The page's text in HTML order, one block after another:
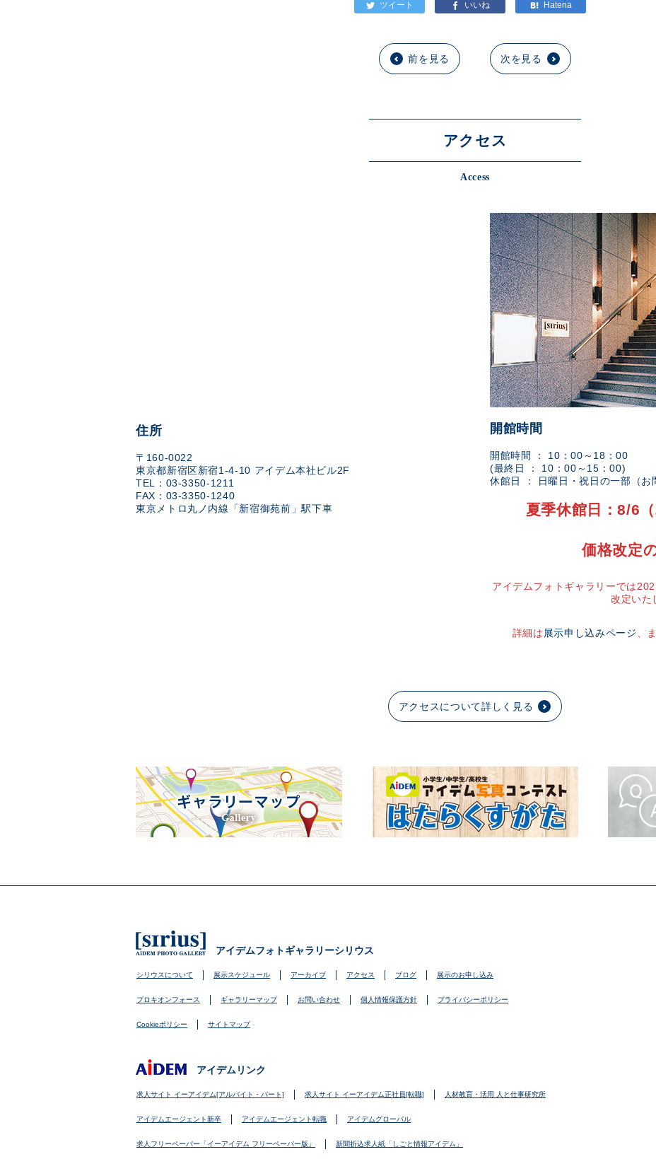
前を見る 次を見る
アクセス
Access
住所
〒160-0022
東京都新宿区新宿1-4-10 アイデム本社ビル2F
TEL：03-3350-1211
FAX：03-3350-1240
東京メトロ丸ノ内線「新宿御苑前」駅下車
開館時間
開館時間 ： 10：00～18：00
(最終日 ： 10：00～15：00)
休館日 ： 日曜日・祝日の一部（お
夏季休館日：8/6
価格改定
アイデムフォトギャラリーでは
改定いた
詳細は展示申し込みページ、
アクセスについて詳しく見る
アイデムフォトギャラリーシリウス
シリウスについて 展示スケジュール アーカイブ アクセス ブログ 展示のお申し込み
プロキオンフォース ギャラリーマップ お問い合わせ 個人情報保護方針 プライバシーポリシー
Cookieポリシー サイトマップ
アイデムリンク
求人サイト イーアイデム[アルバイト・パート] 求人サイト イーアイデム正社員[転職] 人材教育・活用 人と仕事研究所
アイデムエージェント新卒 アイデムエージェント転職 アイデムグローバル
求人フリーペーパー「イーアイデム フリーペーパー版」 新聞折込求人紙「しごと情報アイデム」